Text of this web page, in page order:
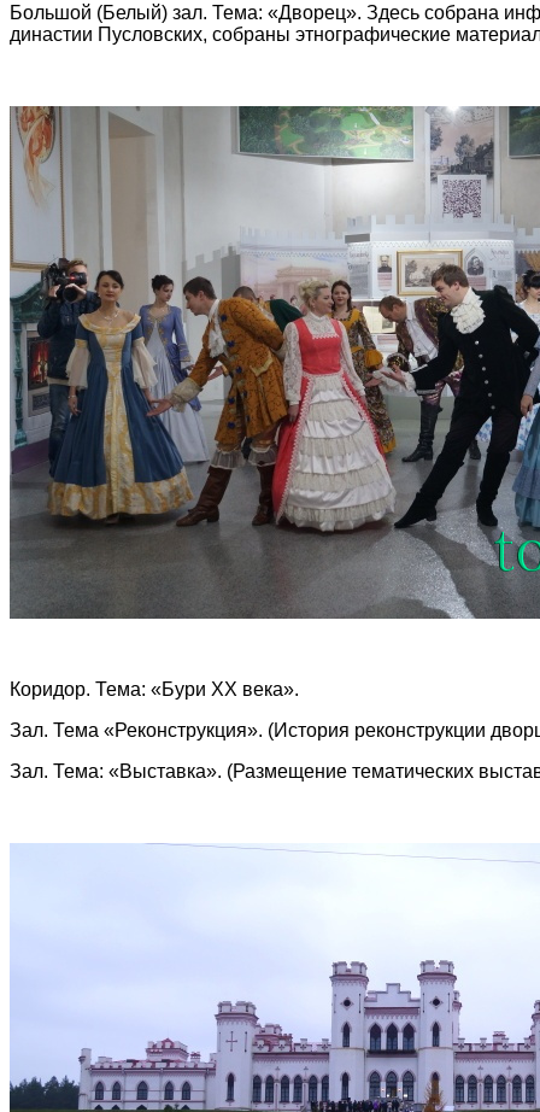
Большой (Белый) зал. Тема: «Дворец». Здесь собрана
династии Пусловских, собраны этнографические
Коридор. Тема: «Бури XX века».
Зал. Тема «Реконструкция». (История реконструкции
Зал. Тема: «Выставка». (Размещение тематических